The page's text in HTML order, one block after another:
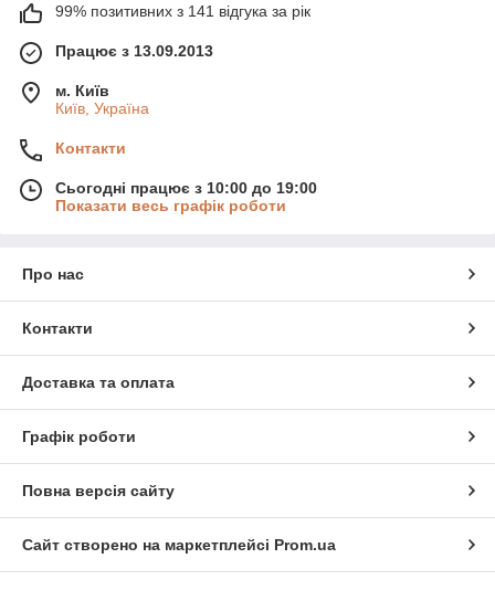
99% позитивних з 141 відгука за рік
Працює з 13.09.2013
м. Київ
Київ, Україна
Контакти
Сьогодні працює з 10:00 до 19:00
Показати весь графік роботи
Про нас
Контакти
Доставка та оплата
Графік роботи
Повна версія сайту
Сайт створено на маркетплейсі Prom.ua